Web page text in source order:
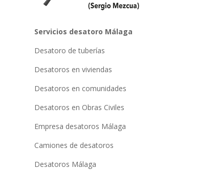
Servicios desatoro Málaga
Desatoro de tuberías
Desatoros en viviendas
Desatoros en comunidades
Desatoros en Obras Civiles
Empresa desatoros Málaga
Camiones de desatoros
Desatoros Málaga